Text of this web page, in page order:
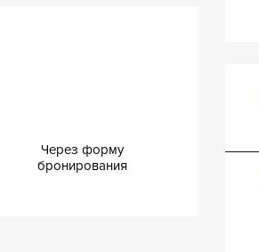
Через форму
бронирования